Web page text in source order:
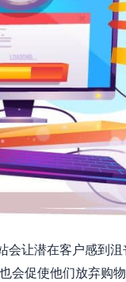
会让潜在客户感到
会促使他们放弃购